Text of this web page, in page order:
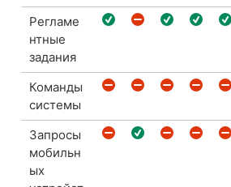
Регламе
нтные
задания
Команды
системы
Запросы
мобильн
ых